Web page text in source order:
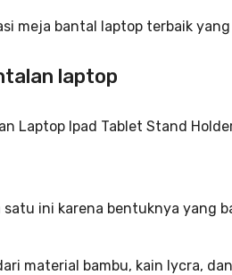
meja bantal laptop terbaik
laptop
ini karena bentuknya yang
material bambu, kain lycra,